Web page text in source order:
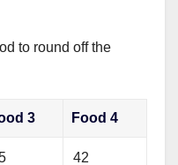
to round off the
3 Food 4
42